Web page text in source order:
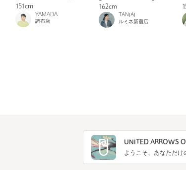
151cm
YAMADA
調布店
162cm
TANIAI
ルミネ新宿店
UNITED ARROWS
ようこそ、あなただけ